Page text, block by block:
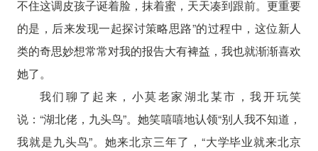
不住这调皮孩子诞着脸，抹着蜜，天天凑到跟前。更重要
的是，后来发现一起探讨策略思路”的过程中，这位新人
类的奇思妙想常常对我的报告大有裨益，我也就渐渐喜欢
她了。
我们聊了起来，小莫老家湖北某市，我开玩笑
说：“湖北佬，九头鸟”。她笑嘻嘻地认领“别人我不知道，
我就是九头鸟”。她来北京三年了，“大学毕业就来北京